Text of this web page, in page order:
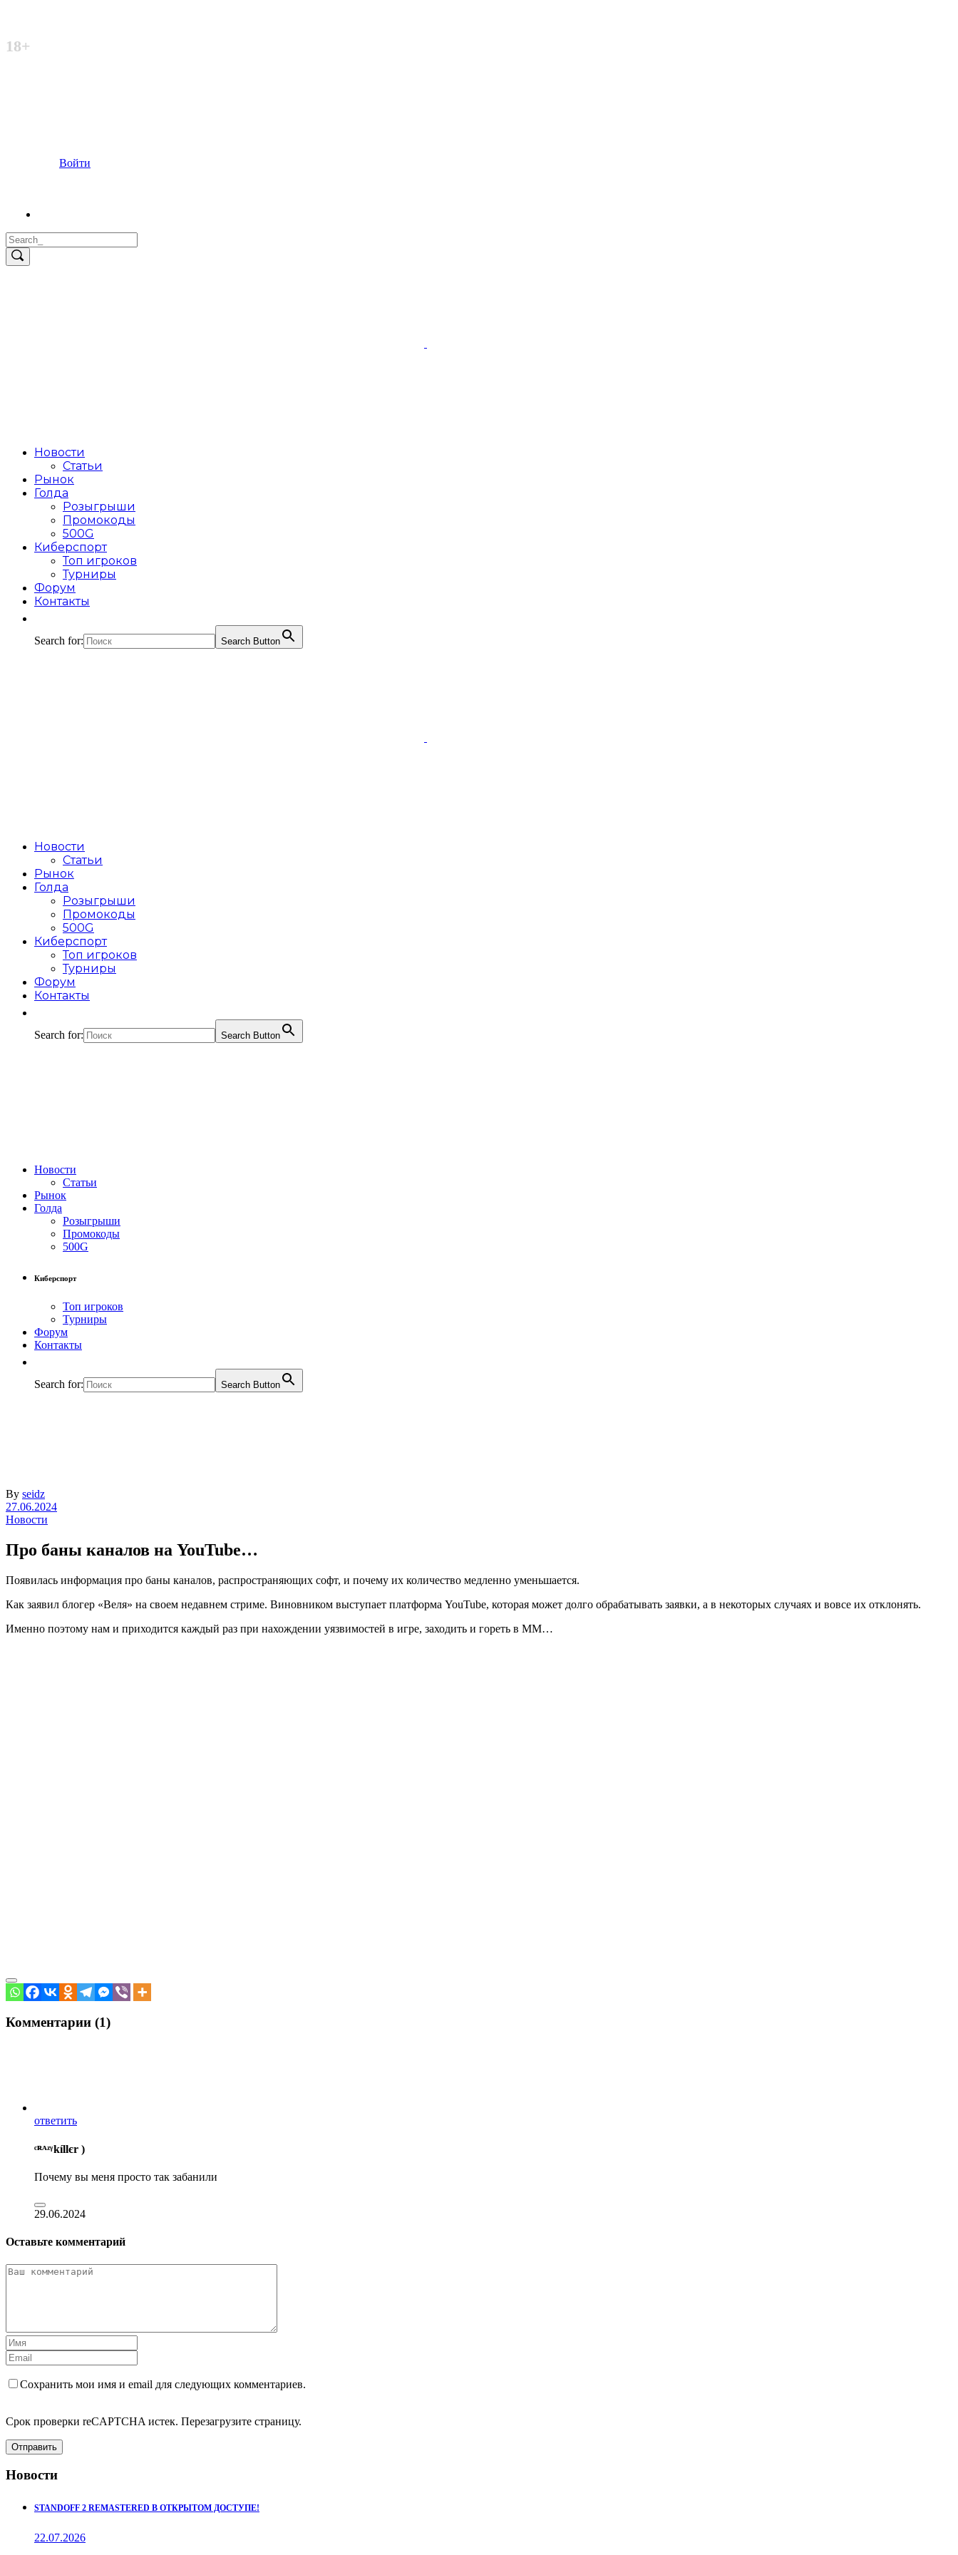
18+
Войти
Новости
Статьи
Рынок
Голда
Розыгрыши
Промокоды
500G
Киберспорт
Топ игроков
Турниры
Форум
Контакты
Search for: Search Button
Новости
Статьи
Рынок
Голда
Розыгрыши
Промокоды
500G
Киберспорт
Топ игроков
Турниры
Форум
Контакты
Search for: Search Button
Новости
Статьи
Рынок
Голда
Розыгрыши
Промокоды
500G
Киберспорт
Топ игроков
Турниры
Форум
Контакты
Search for: Search Button
By seidz
27.06.2024
Новости
Про баны каналов на YouTube…
Появилась информация про баны каналов, распространяющих софт, и почему их количество медленно уменьшается.
Как заявил блогер «Веля» на своем недавнем стриме. Виновником выступает платформа YouTube, которая может долго обрабатывать заявки, а в некоторых случаях и вовсе их отклонять.
Именно поэтому нам и приходится каждый раз при нахождении уязвимостей в игре, заходить и гореть в ММ…
Комментарии (1)
ответить
ᶜᴿᴬᶻᵞkíllєr )
Почему вы меня просто так забанили
29.06.2024
Оставьте комментарий
Сохранить мои имя и email для следующих комментариев.
Срок проверки reCAPTCHA истек. Перезагрузите страницу.
Отправить
Новости
STANDOFF 2 REMASTERED В ОТКРЫТОМ ДОСТУПЕ!
22.07.2026